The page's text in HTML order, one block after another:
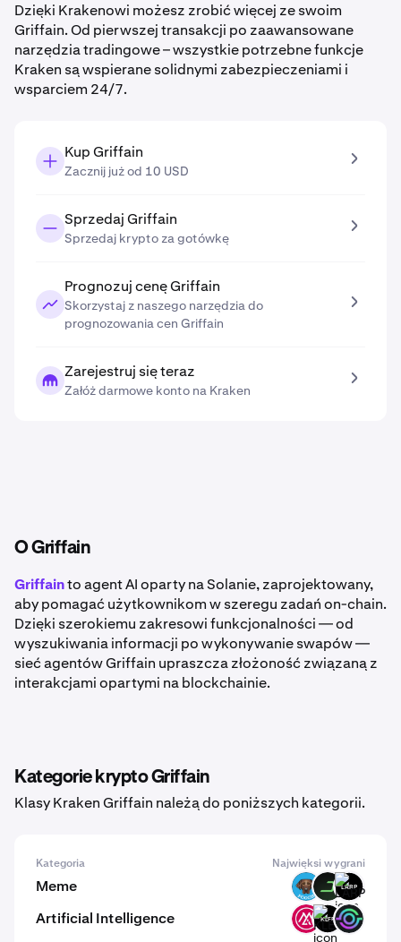
Dzięki Krakenowi możesz zrobić więcej ze swoim
Griffain. Od pierwszej transakcji po zaawansowane
narzędzia tradingowe – wszystkie potrzebne funkcje
Kraken są wspierane solidnymi zabezpieczeniami i
wsparciem 24/7.
Kup Griffain
Zacznij już od 10 USD
Sprzedaj Griffain
Sprzedaj krypto za gotówkę
Prognozuj cenę Griffain
Skorzystaj z naszego narzędzia do
prognozowania cen Griffain
Zarejestruj się teraz
Załóż darmowe konto na Kraken
O Griffain
Griffainto agent AI oparty na Solanie, zaprojektowany,
aby pomagać użytkownikom w szeregu zadań on-chain.
Dzięki szerokiemu zakresowi funkcjonalności — od
wyszukiwania informacji po wykonywanie swapów —
sieć agentów Griffain upraszcza złożoność związaną z
interakcjami opartymi na blockchainie.
Kategorie krypto Griffain
Klasy Kraken Griffain należą do poniższych kategorii.
Kategoria Najwięksi wygrani
Meme POOCH DARK LARP
Artificial Intelligence MSAI KLEF GAIX